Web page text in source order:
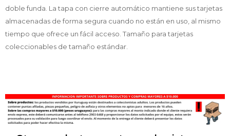
doble funda. La tapa con cierre automático mantiene sus tarjetas
almacenadas de forma segura cuando no están en uso, al mismo
tiempo que ofrece un fácil acceso. Tamaño para tarjetas
coleccionables de tamaño estándar.